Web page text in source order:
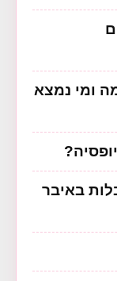
ומי נמצא
באיבר